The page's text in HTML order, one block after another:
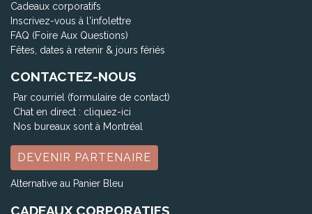
Cadeaux corporatifs
Inscrivez-vous à l'infolettre
FAQ (Foire Aux Questions)
Fêtes, dates à retenir & jours fériés
CONTACTEZ-NOUS
Par courriel (formulaire de contact)
Chat en direct : cliquez-ici
Nos bureaux sont à Montréal
DEVENIR PARTENAIRE
Alternative au Panier Bleu
CADEAUX CORPORATIFS